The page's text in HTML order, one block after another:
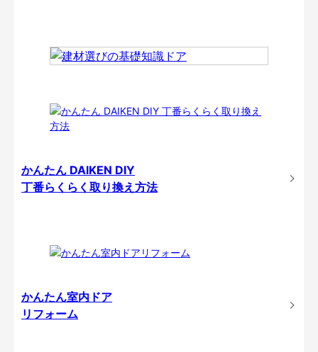
かんたん DAIKEN DIY
丁番らくらく取り換え方法
かんたん室内ドア
リフォーム